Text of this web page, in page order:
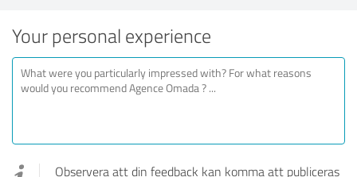
Your personal experience
Observera att din feedback kan komma att publiceras